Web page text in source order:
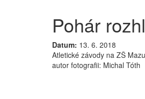
Pohár
Datum: 13. 6. 2018
Atletické závody na ZŠ
autor fotografii: Michal Tóth